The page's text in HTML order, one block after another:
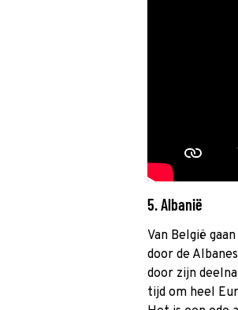
5. Albanië
Van België
door de
door zijn
tijd om heel